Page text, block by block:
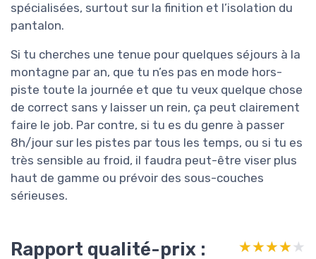
spécialisées, surtout sur la finition et l’isolation du
pantalon.
Si tu cherches une tenue pour quelques séjours à la
montagne par an, que tu n’es pas en mode hors-
piste toute la journée et que tu veux quelque chose
de correct sans y laisser un rein, ça peut clairement
faire le job. Par contre, si tu es du genre à passer
8h/jour sur les pistes par tous les temps, ou si tu es
très sensible au froid, il faudra peut-être viser plus
haut de gamme ou prévoir des sous-couches
sérieuses.
Rapport qualité-prix :
★★★★★
★★★★★